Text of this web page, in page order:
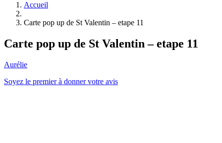
Accueil
Carte pop up de St Valentin – etape 11
Carte pop up de St Valentin – etape 11
Aurélie
Soyez le premier à donner votre avis